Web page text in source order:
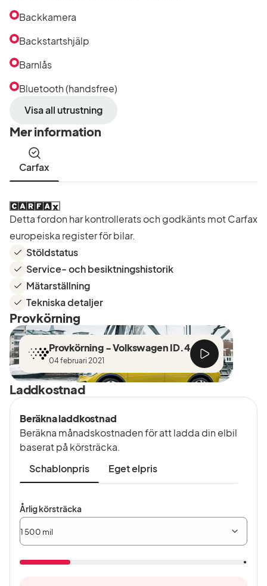
Backkamera
Backstartshjälp
Barnlås
Bluetooth (handsfree)
Visa all utrustning
Mer information
Carfax
Detta fordon har kontrollerats och godkänts mot Carfax
europeiska register för bilar.
Stöldstatus
Service- och besiktningshistorik
Mätarställning
Tekniska detaljer
Provkörning
Provkörning - Volkswagen ID.4
04 februari 2021
Laddkostnad
Beräkna laddkostnad
Beräkna månadskostnaden för att ladda din elbil
baserat på körsträcka.
Schablonpris
Eget elpris
Årlig
körsträcka
Årlig körsträcka